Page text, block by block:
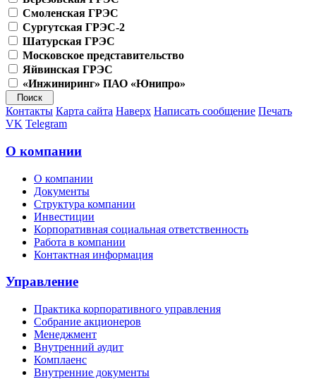
Смоленская ГРЭС
Сургутская ГРЭС-2
Шатурская ГРЭС
Московское представительство
Яйвинская ГРЭС
«Инжиниринг» ПАО «Юнипро»
Контакты Карта сайта Наверх Написать сообщение Печать
VK Telegram
О компании
О компании
Документы
Структура компании
Инвестиции
Корпоративная социальная ответственность
Работа в компании
Контактная информация
Управление
Практика корпоративного управления
Собрание акционеров
Менеджмент
Внутренний аудит
Комплаенс
Внутренние документы